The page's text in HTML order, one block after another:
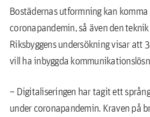
Bostädernas utformning kan
coronapandemin, så även den
Riksbyggens undersökning visar att
vill ha inbyggda
– Digitaliseringen har tagit ett
under coronapandemin. Kraven på